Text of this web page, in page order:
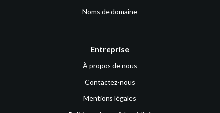
Noms de domaine
Entreprise
À propos de nous
Contactez-nous
Mentions légales